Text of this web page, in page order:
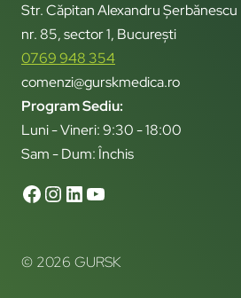
Str. Căpitan Alexandru Șerbănescu
nr. 85, sector 1, București
0769 948 354
comenzi@gurskmedica.ro
Program Sediu:
Luni - Vineri: 9:30 - 18:00
Sam - Dum: Închis
© 2026 GURSK